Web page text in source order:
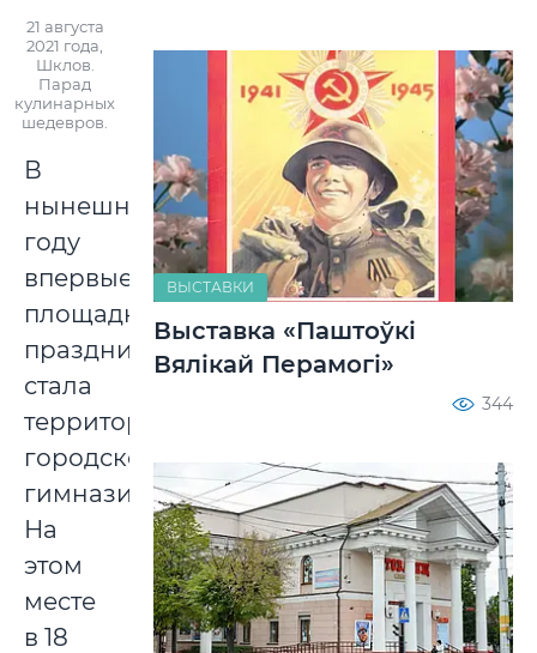
21 августа
2021 года,
Шклов.
Парад
кулинарных
шедевров.
В
нынешнем
году
впервые
площадкой
праздника
стала
территория
городской
гимназии.
На
этом
месте
в 18
ВЫСТАВКИ
Выставка «Паштоўкі
Вялікай Перамогі»
344